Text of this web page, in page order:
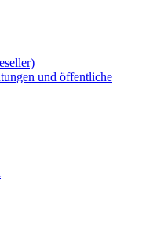
und öffentliche